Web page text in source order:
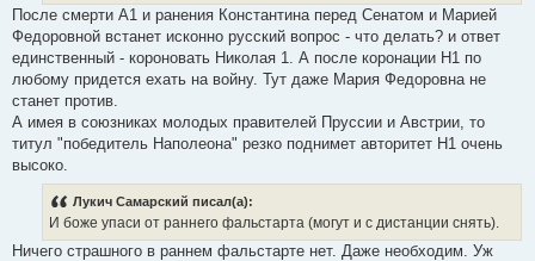
После смерти А1 и ранения Константина перед Сенатом и Марией
Федоровной встанет исконно русский вопрос - что делать? и ответ
единственный - короновать Николая 1. А после коронации Н1 по
любому придется ехать на войну. Тут даже Мария Федоровна не
станет против.
А имея в союзниках молодых правителей Пруссии и Австрии, то
титул "победитель Наполеона" резко поднимет авторитет Н1 очень
высоко.
Лукич Самарский писал(а):
И боже упаси от раннего фальстарта (могут и с дистанции снять).
Ничего страшного в раннем фальстарте нет. Даже необходим. Уж